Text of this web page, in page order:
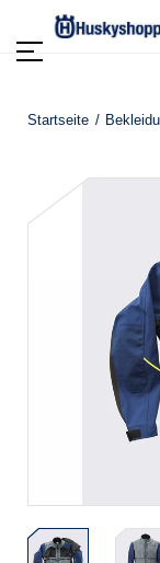
Startseite